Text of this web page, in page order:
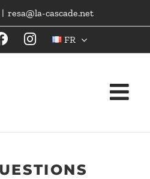
| resa@la-cascade.net
FR